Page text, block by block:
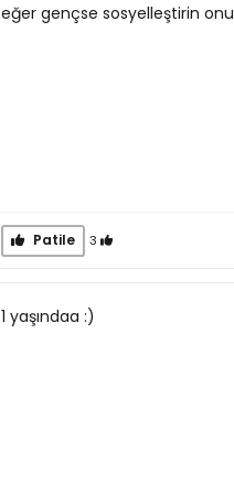
eğer gençse sosyelleştirin onu
Patile 3
1 yaşındaa :)